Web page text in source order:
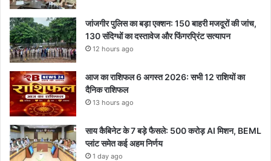
जांजगीर पुलिस का बड़ा एक्शन: 150 बाहरी मजदूरों की जांच,
130 संदिग्धों का दस्तावेज और फिंगरप्रिंट सत्यापन
12 hours ago
आज का राशिफल 6 अगस्त 2026: सभी 12 राशियों का
दैनिक राशिफल
13 hours ago
साय कैबिनेट के 7 बड़े फैसले: 500 करोड़ AI मिशन, BEML
प्लांट समेत कई अहम निर्णय
1 day ago